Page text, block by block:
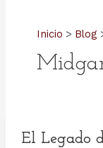
Inicio Blog
El Legado